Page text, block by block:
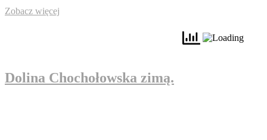
Zobacz więcej
Dolina Chochołowska zimą.